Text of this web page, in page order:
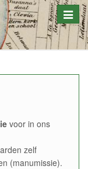
Toggle
voor in ons
zelf
(manumissie).